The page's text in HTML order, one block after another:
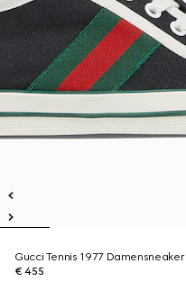
Gucci Tennis 1977 Damensneaker
€ 455